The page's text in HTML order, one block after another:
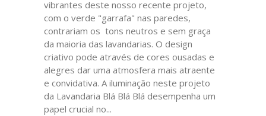
vibrantes deste nosso recente projeto,
com o verde "garrafa" nas paredes,
contrariam os tons neutros e sem graça
da maioria das lavandarias. O design
criativo pode através de cores ousadas e
alegres dar uma atmosfera mais atraente
e convidativa. A iluminação neste projeto
da Lavandaria Blá Blá Blá desempenha um
papel crucial no...